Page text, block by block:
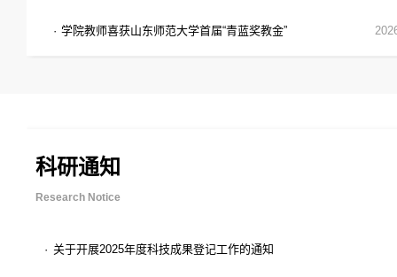
· 学院教师喜获山东师范大学首届“青蓝奖教金”
科研通知
Research Notice
· 关于开展2025年度科技成果登记工作的通知